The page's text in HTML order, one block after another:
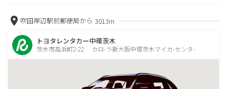
吹田岸辺駅前郵便局から 3013m
トヨタレンタカー中環茨木
茨木市高浜町2-22 カロ-ラ新大阪中環茨木マイカ-センタ-